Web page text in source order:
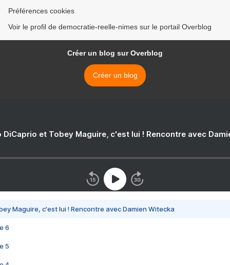
Préférences cookies
Voir le profil de democratie-reelle-nimes sur le portail Overblog
Créer un blog sur Overblog
Créer un blog
DiCaprio et Tobey Maguire, c'est lui ! Rencontre avec
Maguire, c'est lui ! Rencontre avec Damien Witecka
6
5